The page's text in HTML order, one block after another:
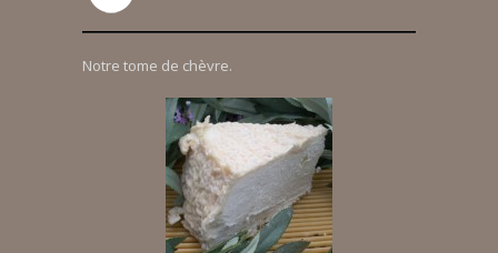
Notre tome de chèvre.